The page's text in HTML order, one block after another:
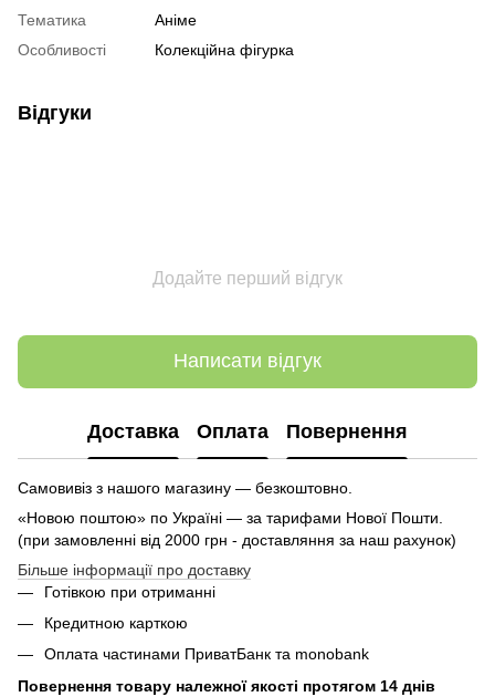
Тематика
Аніме
Особливості
Колекційна фігурка
Відгуки
Додайте перший відгук
Написати відгук
Доставка Оплата Повернення
Самовивіз з нашого магазину — безкоштовно.
«Новою поштою» по Україні — за тарифами Нової Пошти.
(при замовленні від 2000 грн - доставляння за наш рахунок)
Більше інформації про доставку
Готівкою при отриманні
Кредитною карткою
Оплата частинами ПриватБанк та monobank
Повернення товару належної якості протягом 14 днів